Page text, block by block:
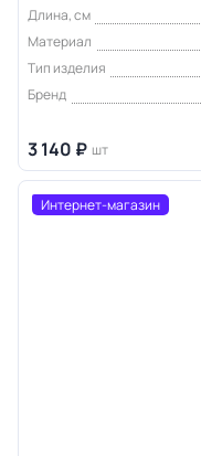
Длина, см
Материал
Тип изделия
Бренд
3 140 ₽ шт
Интернет-магазин